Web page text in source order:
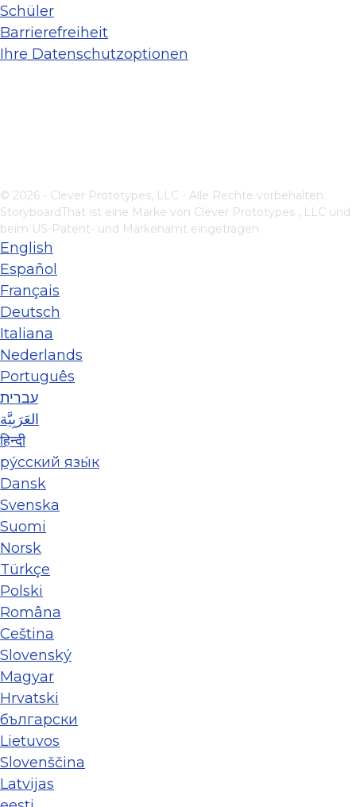
Schüler
Barrierefreiheit
Ihre Datenschutzoptionen
© 2026 - Clever Prototypes, LLC - Alle Rechte vorbehalten.
StoryboardThat ist eine Marke von Clever Prototypes , LLC und
beim US-Patent- und Markenamt eingetragen
English
Español
Français
Deutsch
Italiana
Nederlands
Português
עברית
العَرَبِيَّة
हिन्दी
ру́сский язы́к
Dansk
Svenska
Suomi
Norsk
Türkçe
Polski
Româna
Ceština
Slovenský
Magyar
Hrvatski
български
Lietuvos
Slovenščina
Latvijas